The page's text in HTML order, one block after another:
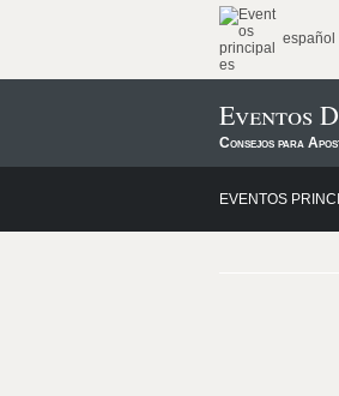
español
Eventos
Consejos para
EVENTOS